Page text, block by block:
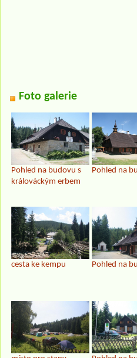
Foto galerie
Pohled na budovu s
králováckým erbem
Pohled na
cesta ke kempu Pohled na